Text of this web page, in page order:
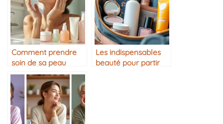
Comment prendre
soin de sa peau
après 30 ans
Les indispensables
beauté pour partir